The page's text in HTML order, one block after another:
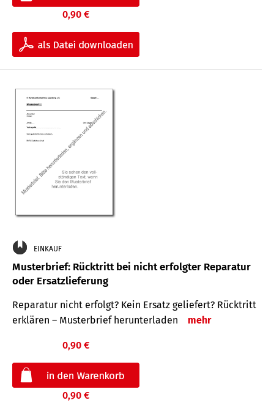
0,90 €
EINKAUF
Musterbrief: Rücktritt bei nicht erfolgter Reparatur
oder Ersatzlieferung
Reparatur nicht erfolgt? Kein Ersatz geliefert? Rücktritt
erklären – Musterbrief herunterladen
mehr
0,90 €
0,90 €